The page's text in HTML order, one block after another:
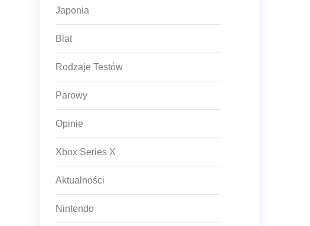
Japonia
Blat
Rodzaje Testów
Parowy
Opinie
Xbox Series X
Aktualności
Nintendo